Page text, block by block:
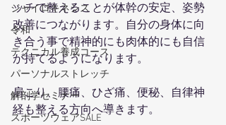
ジャイロキネシス
令和
テクニカル養成コース
パーソナルストレッチ
解剖学セミナー
スポーツウェアSALE
ッチで整えることが体幹の安定、姿勢
改善につながります。自分の身体に向
き合う事で精神的にも肉体的にも自信
が持てるようになります。
肩こり、腰痛、ひざ痛、便秘、自律神
経も整える方向へ導きます。